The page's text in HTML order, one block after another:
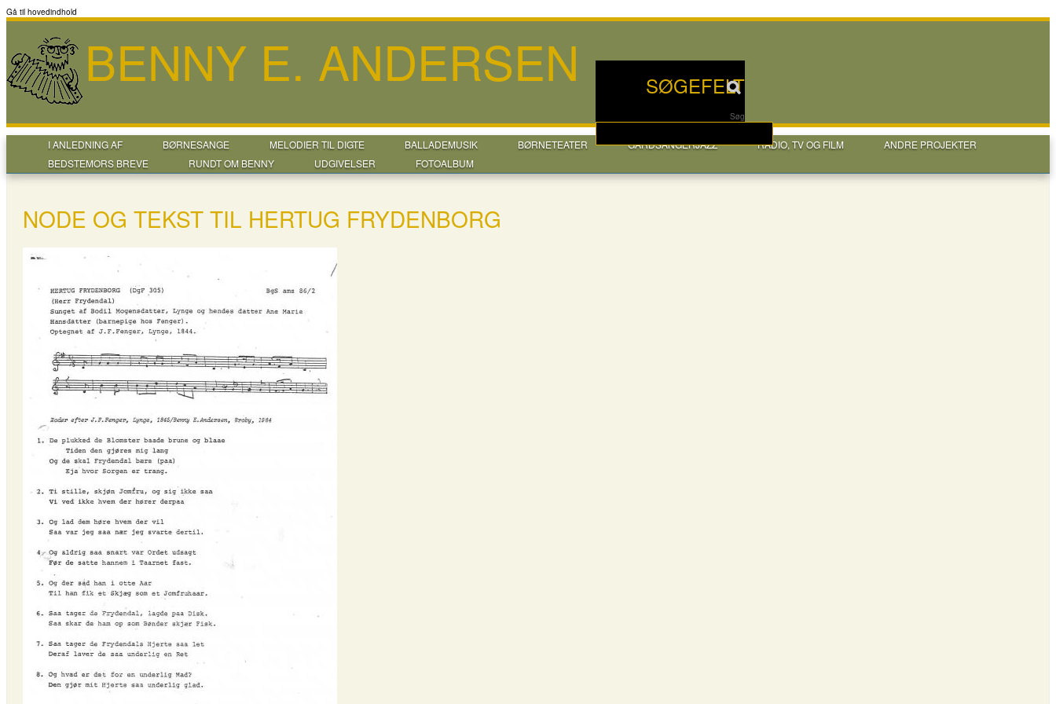
Gå til hovedindhold
SØGEFELT
Søg
BENNY E. ANDERSEN
I ANLEDNING AF BØRNESANGE MELODIER TIL DIGTE BALLADEMUSIK BØRNETEATER GÅRDSANGERJAZZ RADIO, TV OG FILM
ANDRE PROJEKTER
BEDSTEMORS BREVE
RUNDT OM BENNY UDGIVELSER FOTOALBUM
NODE OG TEKST TIL HERTUG FRYDENBORG